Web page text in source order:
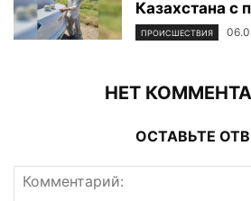
Казахстана с
ПРОИСШЕСТВИЯ
НЕТ
ОСТАВЬТЕ